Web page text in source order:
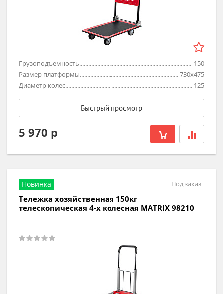
Грузоподъемность
150
Размер платформы
730х475
Диаметр колес
125
Быстрый просмотр
5 970 р
Новинка Под заказ
Тележка хозяйственная 150кг
телескопическая 4-х колесная MATRIX 98210